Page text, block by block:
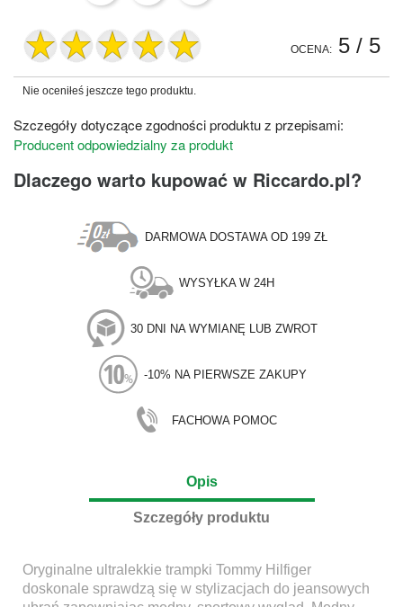
OCENA: 5 / 5
Nie oceniłeś jeszcze tego produktu.
Szczegóły dotyczące zgodności produktu z przepisami:
Producent odpowiedzialny za produkt
Dlaczego warto kupować w Riccardo.pl?
DARMOWA DOSTAWA OD 199 ZŁ
WYSYŁKA W 24H
30 DNI NA WYMIANĘ LUB ZWROT
-10% NA PIERWSZE ZAKUPY
FACHOWA POMOC
Opis
Szczegóły produktu
Oryginalne ultralekkie trampki Tommy Hilfiger
doskonale sprawdzą się w stylizacjach do jeansowych